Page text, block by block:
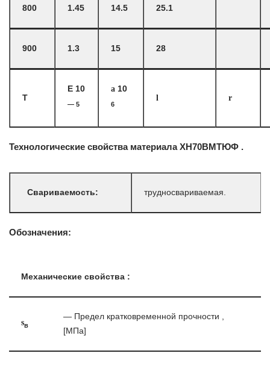
800 1.45 14.5 25.1
900 1.3 15 28
T
E 10
— 5
a 10
6
l r
Технологические свойства материала ХН70ВМТЮФ .
Свариваемость: трудносвариваемая.
Обозначения:
Механические свойства :
sв
— Предел кратковременной прочности ,
[МПа]